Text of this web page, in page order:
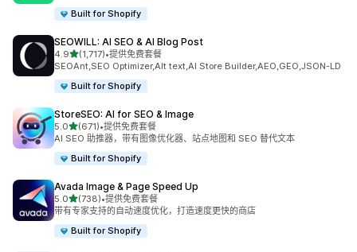
Built for Shopify
SEOWILL: AI SEO & AI Blog Post
4.9星（满分 5 星）
(1,717)
总共 1717 条评论
•提供免费套餐
SEOAnt,SEO Optimizer,Alt text,AI Store Builder,AEO,GEO,JSON-LD
Built for Shopify
StoreSEO: AI for SEO & Image
5.0星（满分 5 星）
(671)
总共 671 条评论
•提供免费套餐
AI SEO 助推器，带有图像优化器、站点地图和 SEO 替代文本
Built for Shopify
Avada Image & Page Speed Up
5.0星（满分 5 星）
(738)
总共 738 条评论
•提供免费套餐
带有专家支持的自动速度优化，打造速度更快的商店
Built for Shopify